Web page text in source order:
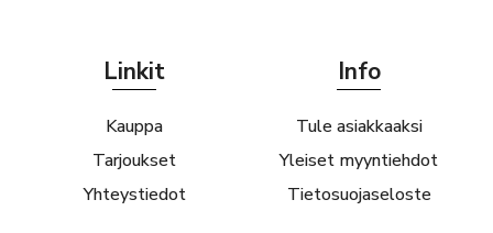
Linkit
Kauppa
Tarjoukset
Yhteystiedot
Info
Tule asiakkaaksi
Yleiset myyntiehdot
Tietosuojaseloste